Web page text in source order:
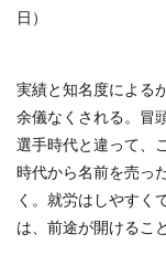
日）
実績と知名度による
余儀なくされる。冒
選手時代と違って、
時代から名前を売っ
く。就労はしやすく
は、前途が開けるこ